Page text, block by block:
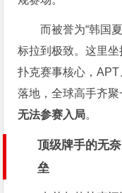
而被誉为“韩国
标拉到极致。这里
扑克赛事核心，
落地，全球高手齐
无法参赛入局。
顶级牌手的无
垒